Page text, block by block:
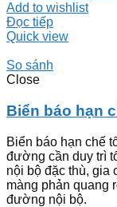
Add to wishlist
Đọc tiếp
Quick view
So sánh
Close
Biển báo hạn
Biển báo hạn chế
đường cần duy trì
nội bộ đặc thù, gia
màng phản quang
đường nội bộ.